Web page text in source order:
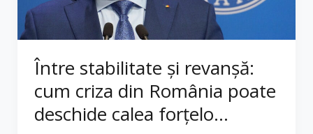
Între stabilitate și revanșă:
cum criza din România poate
deschide calea forțelo...